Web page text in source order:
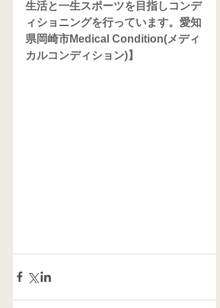
生活と一生スポーツを目指しコンデ
ィショニングを行っています。愛知
県岡崎市Medical Condition(メディ
カルコンディション)】